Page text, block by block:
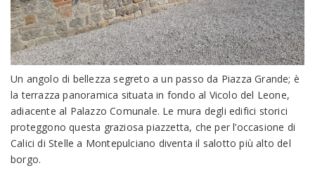
Un angolo di bellezza segreto a un passo da Piazza Grande; è
la terrazza panoramica situata in fondo al Vicolo del Leone,
adiacente al Palazzo Comunale. Le mura degli edifici storici
proteggono questa graziosa piazzetta, che per l’occasione di
Calici di Stelle a Montepulciano diventa il salotto più alto del
borgo.